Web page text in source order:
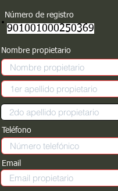
Número de registro
901001000250369
Nombre propietario
Teléfono
Email